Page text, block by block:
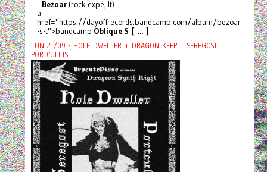
Bezoar(rock expé, It)
a
href="https://dayoffrecords.bandcamp.com/album/bezoar
-s-t">bandcamp Oblique S [ ... ]
LUN 21/09 : HOLE DWELLER + DRAGON KEEP + SEREGOST +
PORTCULLIS